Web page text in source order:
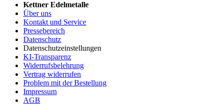
Kettner Edelmetalle
Über uns
Kontakt und Service
Pressebereich
Datenschutz
Datenschutzeinstellungen
KI-Transparenz
Widerrufsbelehrung
Vertrag widerrufen
Problem mit der Bestellung
Impressum
AGB